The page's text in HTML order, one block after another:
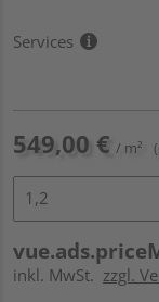
Services
549,00 € / m²
inkl. MwSt. zzgl.